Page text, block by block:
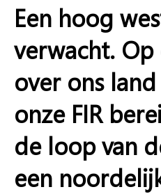
Een hoog
verwacht.
over ons
onze FIR
de loop van
een